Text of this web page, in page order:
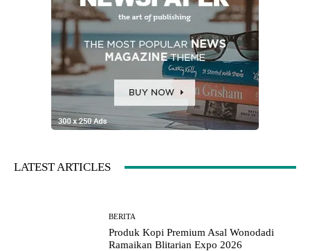
LATEST ARTICLES
BERITA
Produk Kopi Premium Asal Wonodadi
Ramaikan Blitarian Expo 2026